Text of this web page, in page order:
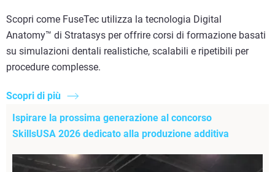
Scopri come FuseTec utilizza la tecnologia Digital
Anatomy™ di Stratasys per offrire corsi di formazione basati
su simulazioni dentali realistiche, scalabili e ripetibili per
procedure complesse.
Scopri di più
Ispirare la prossima generazione al concorso
SkillsUSA 2026 dedicato alla produzione additiva